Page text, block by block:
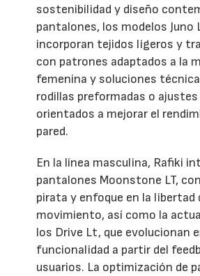
sostenibilidad y diseño
pantalones, los modelos Juno
incorporan tejidos ligeros y
con patrones adaptados a la
femenina y soluciones
rodillas preformadas o ajustes
orientados a mejorar el
pared.
En la línea masculina, Rafiki
pantalones Moonstone LT,
pirata y enfoque en la libertad
movimiento, así como la
los Drive Lt, que evolucionan
funcionalidad a partir del
usuarios. La optimización de